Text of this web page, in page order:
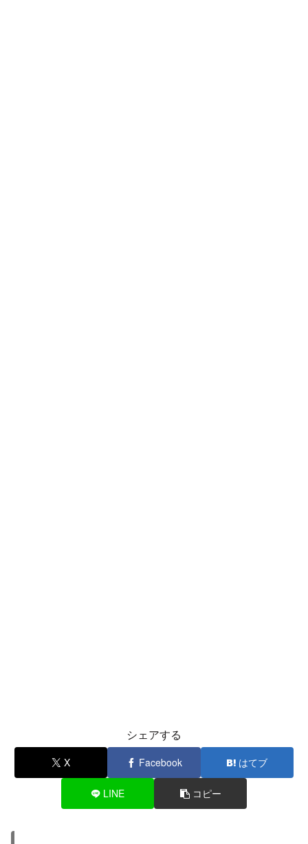
シェアする
X Facebook はてブ
LINE コピー